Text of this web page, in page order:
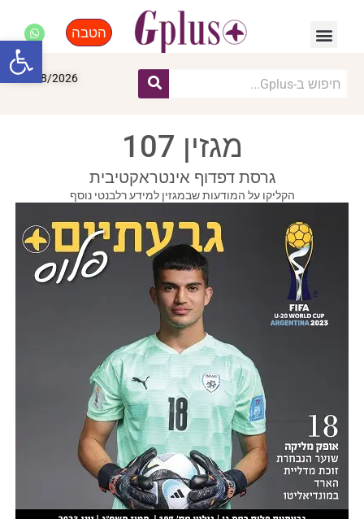
הטבה
08/08/2026
מגזין 107
גרסת דפדוף אינטראקטיבית
הקליקו על המודעות שבמגזין למידע רלבנטי נוסף
פתח